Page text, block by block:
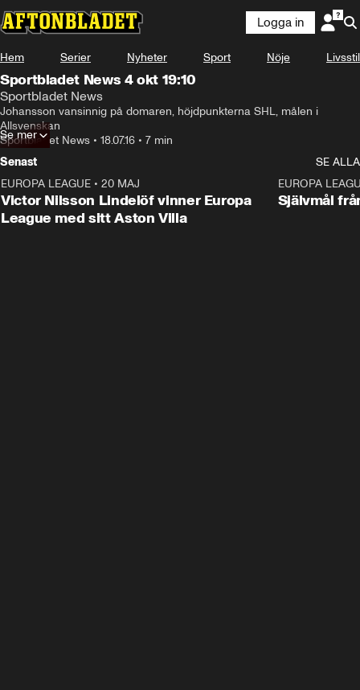
Logga in
Hem Serier Nyheter Sport Nöje Livsstil
Sportbladet News 4 okt 19:10
Sportbladet News
Johansson vansinnig på domaren, höjdpunkterna SHL, målen i
Allsvenskan
Sportbladet News • 18.07.16 • 7 min
Se mer
Senast
SE ALLA
EUROPA LEAGUE • 20 MAJ
Victor Nilsson Lindelöf vinner Europa
League med sitt Aston Villa
EUROPA
Självmål